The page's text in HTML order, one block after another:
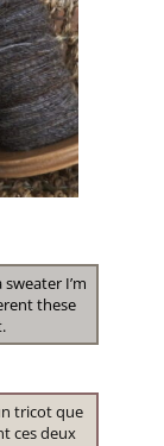
I’m
these
tricot que
ces deux